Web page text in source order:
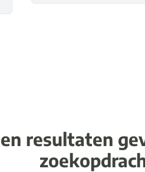
resultaten